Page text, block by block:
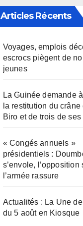
Articles Récents
Voyages, emplois
escrocs piègent de
jeunes
La Guinée demande
la restitution du
Biro et de trois de
« Congés annuels »
présidentiels :
s’envole, l’opposition
l’armée rassure
Actualités : La Une
du 5 août en Kiosque